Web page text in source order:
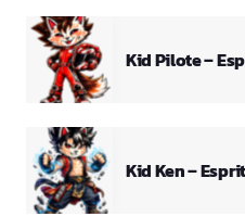
Kid Pilote –
Kid Ken –